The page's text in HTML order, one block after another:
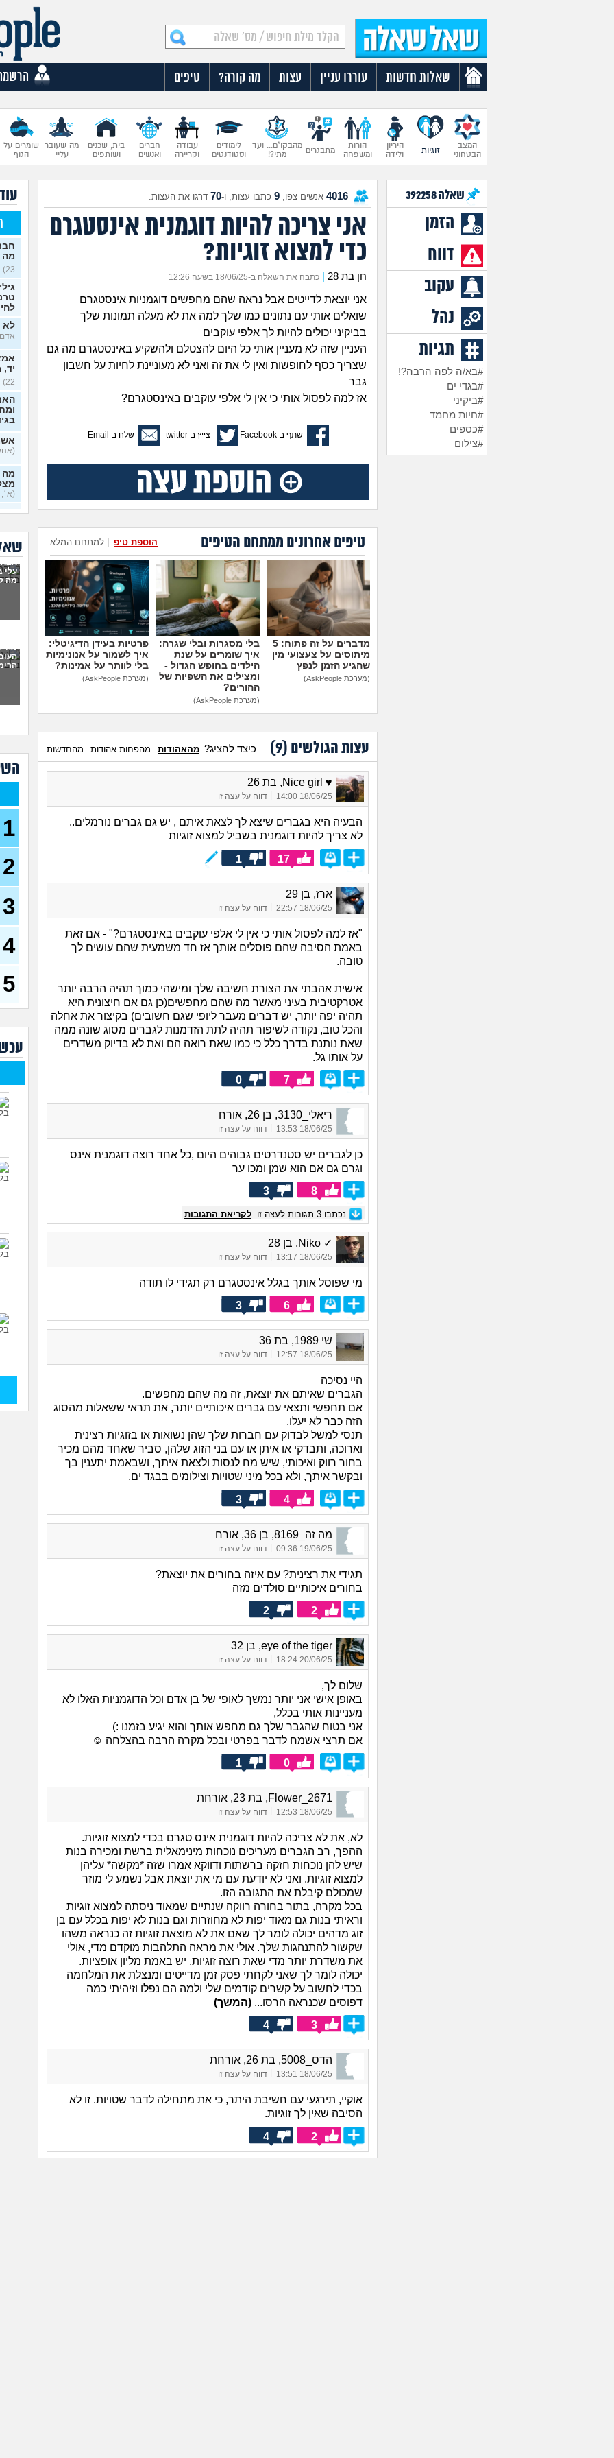
שאלות חדשות עוררו עניין עצות מה קורה? טיפים
המצב
הבטחוני
זוגיות
היריון
ולידה
הורות
ומשפחה
מתבגרים
מהבקו"ם... ועד
מתי?!
לימודים
וסטודנטים
עבודה
וקריירה
חברים
ואנשים
בית, שכנים
ושותפים
מה שעובר
עליי
שומרים על
הגוף
שאלה392258
הזמן
דווח
עקוב
נהל
תגיות
#בא/ה לפה הרבה?!
#בגדי ים
#ביקיני
#חיות מחמד
#כספים
#צילום
4016 אנשים צפו, 9 כתבו עצות, ו-70 דרגו את העצות.
אני צריכה להיות דוגמנית אינסטגרם
כדי למצוא זוגיות?
חן בת 28 כתבה את השאלה ב-18/06/25 בשעה 12:26
אני יוצאת לדייטים אבל נראה שהם מחפשים דוגמניות אינסטגרם
שואלים אותי עם נתונים כמו שלך למה את לא מעלה תמונות שלך
בביקיני יכולים להיות לך אלפי עוקבים
העניין שזה לא מעניין אותי כל היום להצטלם ולהשקיע באינסטגרם מה גם
שצריך כסף לחופשות ואין לי את זה ואני לא מעוניינת לחיות על חשבון
גבר
אז למה לפסול אותי כי אין לי אלפי עוקבים באינסטגרם?
שתף ב-Facebook צייץ ב-twitter שלח ב-Email
טיפים אחרונים ממתחם הטיפים למתחם המלא הוספת טיפ
מדברים על זה פתוח: 5
מיתוסים על צעצועי מין
שהגיע הזמן לנפץ
(מערכת AskPeople)
בלי מסגרות ובלי שגרה:
איך שומרים על שנת
הילדים בחופש הגדול -
ומצילים את השפיות של
ההורים?
(מערכת AskPeople)
פרטיות בעידן הדיגיטלי:
איך לשמור על אנונימיות
בלי לוותר על אמינות?
(מערכת AskPeople)
עצות הגולשים (9
) כיצד להציג? מהאהודות מהפחות אהודות מהחדשות
♥ Nice girl, בת 26
18/06/25 14:00 דווח על עצה זו
הבעיה היא בגברים שיצא לך לצאת איתם , יש גם גברים נורמלים..
לא צריך להיות דוגמנית בשביל למצוא זוגיות
17
1
ארז, בן 29
18/06/25 22:57
| דווח על עצה זו
"אז למה לפסול אותי כי אין לי אלפי עוקבים באינסטגרם?" - אם זאת
באמת הסיבה שהם פוסלים אותך אז חד משמעית שהם עושים לך
טובה.
אישית אהבתי את הצורת חשיבה שלך ומישהי כמוך תהיה הרבה יותר
אטרקטיבית בעיני מאשר מה שהם מחפשים(כן גם אם חיצונית היא
תהיה יפה יותר, יש דברים מעבר ליופי שגם חשובים) בקיצור את אחלה
והכל טוב, נקודה לשיפור תהיה לתת הזדמנות לגברים מסוג שונה ממה
שאת נותנת בדרך כלל כי כמו שאת רואה הם ואת לא בדיוק משדרים
על אותו גל.
7
0
ריאלי_3130, בן 26, אורח
18/06/25 13:53 דווח על עצה זו
כן לגברים יש סטנדרטים גבוהים היום ,כל אחד רוצה דוגמנית אינס
וגרם גם אם הוא שמן ומכו ער
8
3
נכתבו 3 תגובות לעצה זו. לקריאת התגובות
✓ Niko, בן 28
18/06/25 13:17 דווח על עצה זו
מי שפוסל אותך בגלל אינסטגרם רק תגידי לו תודה
6
3
שי 1989, בת 36
18/06/25 12:57 דווח על עצה זו
היי נסיכה
הגברים שאיתם את יוצאת, זה מה שהם מחפשים.
אם תחפשי ותצאי עם גברים איכותיים יותר, את תראי ששאלות מהסוג
הזה כבר לא יעלו.
תנסי למשל לבדוק עם חברות שלך שהן נשואות או בזוגיות רצינית
וארוכה, ותבדקי או איתן או עם בני הזוג שלהן, סביר שאחד מהם מכיר
בחור רווק ואיכותי, שיש מח לנסות ולצאת איתך, ושבאמת יתענין בך
ובקשר איתך, ולא בכל מיני שטויות וצילומים בבגד ים.
4
3
מה זה_8169, בן 36, אורח
19/06/25 09:36
| דווח על עצה זו
תגידי את רצינית? עם איזה בחורים את יוצאת?
בחורים איכותיים סולדים מזה
2
2
eye of the tiger, בן 32
20/06/25 18:24 דווח על עצה זו
שלום לך,
באופן אישי אני יותר נמשך לאופי של בן אדם וכל הדוגמניות האלו לא
מעניינות אותי בכלל,
אני בטוח שהגבר שלך גם מחפש אותך והוא יגיע בזמנו :)
אם תרצי אשמח לדבר בפרטי ובכל מקרה הרבה בהצלחה ☺️
0
1
Flower_2671, בת 23, אורחת
18/06/25 12:53 דווח על עצה זו
לא, את לא צריכה להיות דוגמנית אינס טגרם בכדי למצוא זוגיות.
ההפך, רב הגברים מעריכים נוכחות מינימאלית ברשת ומכירה בנות
שיש להן נוכחות חזקה ברשתות ודווקא אמרו שזה *מקשה* עליהן
למצוא זוגיות. ואני לא יודעת עם מי את יוצאת אבל נשמע לי מוזר
שמכולם קיבלת את התגובה הזו.
בכל מקרה, בתור בחורה רווקה שנתיים שמאוד ניסתה למצוא זוגיות
וראיתי בנות גם מאוד יפות לא מחוזרות וגם בנות לא יפות בכלל עם בן
זוג מדהים יכולה לומר לך שאם את לא מוצאת זוגיות זה כנראה משהו
שקשור להתנהגות שלך. אולי את מראה התלהבות מוקדם מדי, אולי
את משדרת יותר מדי שאת רוצה זוגיות, יש באמת מליון אופציות.
יכולה לומר לך שאני לקחתי פסק זמן מדייטים ומנצלת את המלחמה
בכדי לחשוב על קשרים קודמים שלי ולמה הם נפלו וזיהיתי כמה
דפוסים שכנראה הרסו... (המשך)
3
4
הדס_5008, בת 26, אורחת
18/06/25 13:51 דווח על עצה זו
אוקיי, תירגעי עם חשיבת היתר, כי את מתחילה לדבר שטויות. זו לא
הסיבה שאין לך זוגיות.
2
4
מה
23)
לא
אדם,
22)
מה
(א׳,
בן 33)
40)
29)
עלי
מה
מה
1
2
3
4
5